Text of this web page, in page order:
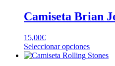
múltiples
se
pueden
Camiseta Brian
15,00€
Seleccionar opcionesEste
producto